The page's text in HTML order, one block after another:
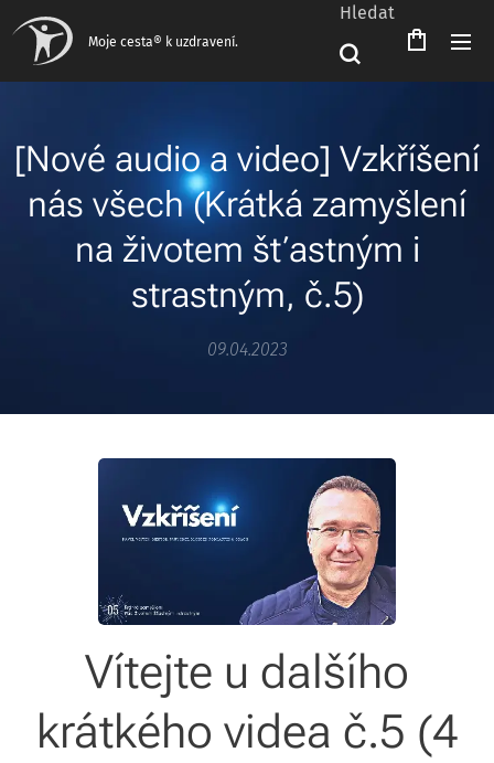
Moje cesta® k uzdravení.
Hledat
[Nové audio a video] Vzkříšení
nás všech (Krátká zamyšlení
na životem šťastným i
strastným, č.5)
09.04.2023
Vítejte u dalšího
krátkého videa č.5 (4